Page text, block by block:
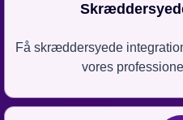
Få skræddersyede
vores